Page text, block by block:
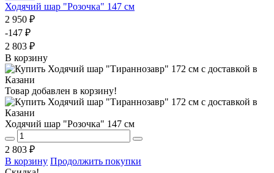
Ходячий шар "Розочка" 147 см
2 950 ₽
-147 ₽
2 803 ₽
В корзину
Товар добавлен в корзину!
Ходячий шар "Розочка" 147 см
2 803 ₽
В корзину Продолжить покупки